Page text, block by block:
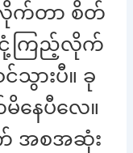
ေလိုက်တာ စိတ်
ငုံ့ကြည့်လိုက်
ားပီ။ ခု
နေပီလေ။
အစအဆုံး